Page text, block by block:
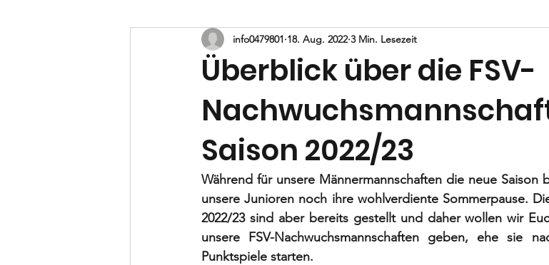
B-Jugend C-Jugend D-Jugend E-Jugend
Überblick über die FSV-
Saison 2022/23
info0479801 18. Aug. 2022 3 Min. Lesezeit
Während für unsere Männermannschaften die neue
unsere Junioren noch ihre wohlverdiente Sommerpause.
2022/23 sind aber bereits gestellt und daher wollen wir
unsere FSV-Nachwuchsmannschaften geben, ehe sie
Punktspiele starten.